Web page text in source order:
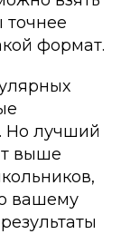
точнее
формат.
Но лучший
выше
вашему